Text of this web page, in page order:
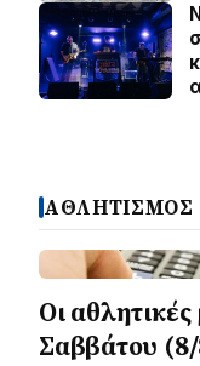
ΑΘΛΗΤΙΣΜΟΣ
Οι
Σαββάτου